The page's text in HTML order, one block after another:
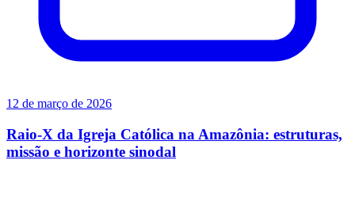
12 de março de 2026
Raio-X da Igreja Católica na Amazônia: estruturas,
missão e horizonte sinodal